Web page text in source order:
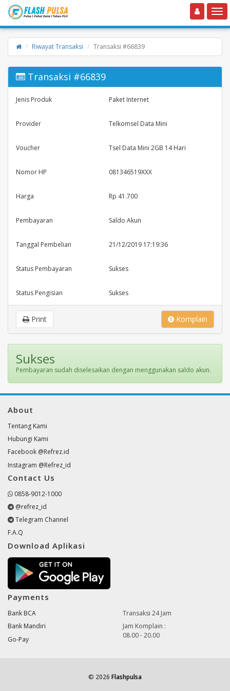
Toggle navigation
Riwayat Transaksi Transaksi #66839
Transaksi #66839
Jenis Produk Paket Internet
Provider Telkomsel Data Mini
Voucher Tsel Data Mini 2GB 14 Hari
Nomor HP 081346519XXX
Harga Rp 41.700
Pembayaran Saldo Akun
Tanggal Pembelian 21/12/2019 17:19:36
Status Pembayaran Sukses
Status Pengisian Sukses
Komplain
Print
Sukses
Pembayaran sudah diselesaikan dengan menggunakan saldo akun.
About
Tentang Kami
Hubungi Kami
Facebook @Refrez.id
Instagram @Refrez_id
Contact Us
0858-9012-1000
@refrez_id
Telegram Channel
F.A.Q
Download Aplikasi
Payments
Bank BCA
Bank Mandiri
Go-Pay
Transaksi 24 Jam
Jam Komplain :
08.00 - 20.00
© 2026 Flashpulsa